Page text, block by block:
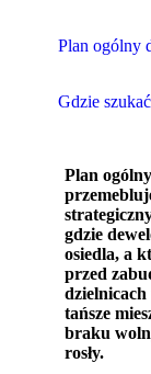
Plan ogólny
Gdzie
Plan
gdzie
osiedla, a
przed
tańsze
braku
rosły.